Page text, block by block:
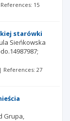
15
starówki
Sieńkowska
References: 27
Grupa